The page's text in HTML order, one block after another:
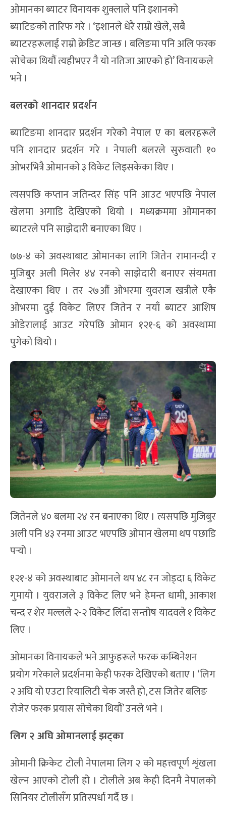
ओमानका ब्याटर विनायक शुक्लाले पनि इशानको
ब्याटिङको तारिफ गरे । ‘इशानले धेरै राम्रो खेले, सबै
ब्याटरहरूलाई राम्रो क्रेडिट जान्छ । बलिङमा पनि अलि फरक
सोचेका थियौं त्यहीभएर नै यो नतिजा आएको हो’ विनायकले
भने ।
बलरको शानदार प्रदर्शन
ब्याटिङमा शानदार प्रदर्शन गरेको नेपाल ए का बलरहरूले
पनि शानदार प्रदर्शन गरे । नेपाली बलरले सुरुवाती १०
ओभरभित्रै ओमानको ३ विकेट लिइसकेका थिए ।
त्यसपछि कप्तान जतिन्दर सिंह पनि आउट भएपछि नेपाल
खेलमा अगाडि देखिएको थियो । मध्यक्रममा ओमानका
ब्याटरले पनि साझेदारी बनाएका थिए ।
७७-४ को अवस्थाबाट ओमानका लागि जितेन रामानन्दी र
मुजिबुर अली मिलेर ४४ रनको साझेदारी बनाएर संयमता
देखाएका थिए । तर २७औं ओभरमा युवराज खत्रीले एकै
ओभरमा दुई विकेट लिएर जितेन र नयाँ ब्याटर आशिष
ओडेरालाई आउट गरेपछि ओमान १२१-६ को अवस्थामा
पुगेको थियो ।
जितेनले ४० बलमा २४ रन बनाएका थिए । त्यसपछि मुजिबुर
अली पनि ४३ रनमा आउट भएपछि ओमान खेलमा थप पछाडि
पर्‍यो ।
१२१-४ को अवस्थाबाट ओमानले थप ४८ रन जोड्दा ६ विकेट
गुमायो । युवराजले ३ विकेट लिए भने हेमन्त धामी, आकाश
चन्द र शेर मल्लले २-२ विकेट लिँदा सन्तोष यादवले १ विकेट
लिए ।
ओमानका विनायकले भने आफुहरूले फरक कम्बिनेशन
प्रयोग गरेकाले प्रदर्शनमा केही फरक देखिएको बताए । ‘लिग
२ अघि यो एउटा रियालिटी चेक जस्तै हो, टस जितेर बलिङ
रोजेर फरक प्रयास सोचेका थियौं’ उनले भने ।
लिग २ अघि ओमानलाई झट्का
ओमानी क्रिकेट टोली नेपालमा लिग २ को महत्त्वपूर्ण शृंखला
खेल्न आएको टोली हो । टोलीले अब केही दिनमै नेपालको
सिनियर टोलीसँग प्रतिस्पर्धा गर्दै छ ।